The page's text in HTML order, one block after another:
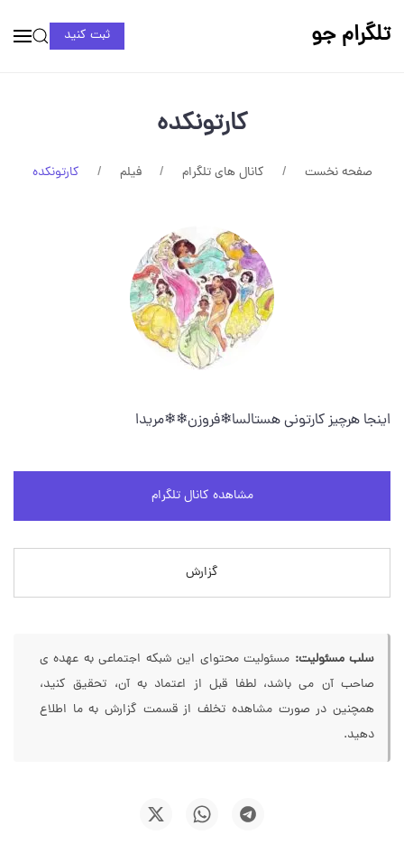
تلگرام جو ثبت کنید
کارتونکده
صفحه نخست کانال های تلگرام فیلم کارتونکده
اینجا هرچیز کارتونی هستالسا❄فروزن❄❄مریدا
مشاهده کانال تلگرام
گزارش
سلب مسئولیت: مسئولیت محتوای این شبکه اجتماعی به عهده ی
صاحب آن می باشد، لطفا قبل از اعتماد به آن، تحقیق کنید،
همچنین در صورت مشاهده تخلف از قسمت گزارش به ما اطلاع
دهید.